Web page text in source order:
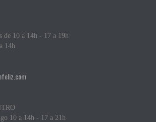
de 10 a 14h - 17 a 19h
14h
10 a 14h - 17 a 21h